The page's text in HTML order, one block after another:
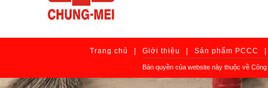
Trang chủ Giới thiệu Sản phẩm PCCC
Bản quyền của website này thuộc về